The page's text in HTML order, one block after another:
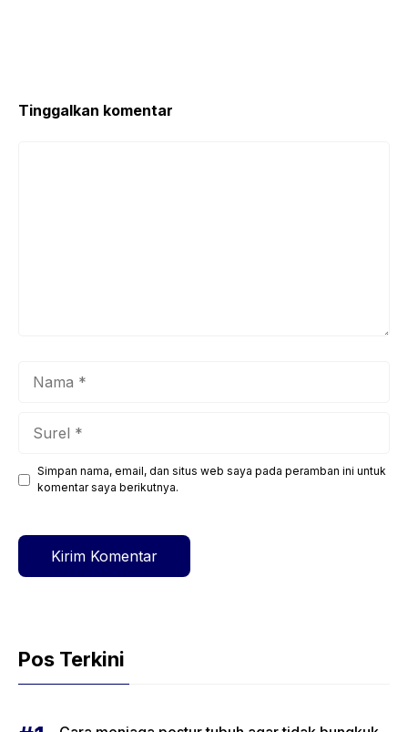
Tinggalkan komentar
SitusSimpan nama, email, dan situs web saya pada peramban ini untuk
komentar saya berikutnya.
Pos Terkini